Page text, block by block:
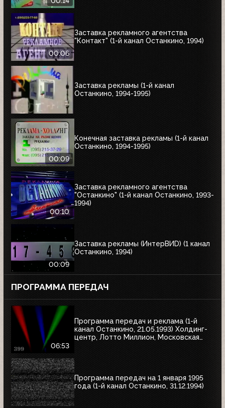
00:06
Заставка рекламного агентства
"Контакт" (1-й канал Останкино, 1994)
Заставка рекламы (1-й канал
Останкино, 1994-1995)
00:09
Конечная заставка рекламы (1-й канал
Останкино, 1994-1995)
00:10
Заставка рекламного агентства
"Останкино" (1-й канал Останкино, 1993-
1994)
00:09
Заставка рекламы (ИнтерВИD) (1 канал
Останкино, 1994)
ПРОГРАММА ПЕРЕДАЧ
06:53
Программа передач и реклама (1-й
канал Останкино, 21.05.1993) Холдинг-
центр, Лотто Миллион, Московская
Программа передач на 1 января 1995
года (1-й канал Останкино, 31.12.1994)